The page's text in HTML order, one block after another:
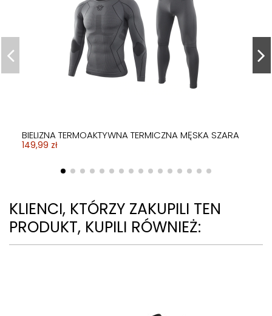
BUTY DO TAŃCA TANECZNE WYGODNE LATINO SALSA
CZARNE 7,5cm
BIELIZNA TERMOAKTYWNA TERMICZNA MĘSKA SZARA
149,99 zł
KLIENCI, KTÓRZY ZAKUPILI TEN
PRODUKT, KUPILI RÓWNIEŻ: